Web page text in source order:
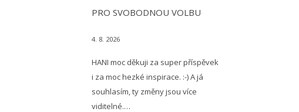
PRO SVOBODNOU VOLBU
4. 8. 2026
HANI moc děkuji za super příspěvek
i za moc hezké inspirace. :-) A já
souhlasím, ty změny jsou více
viditelné.…